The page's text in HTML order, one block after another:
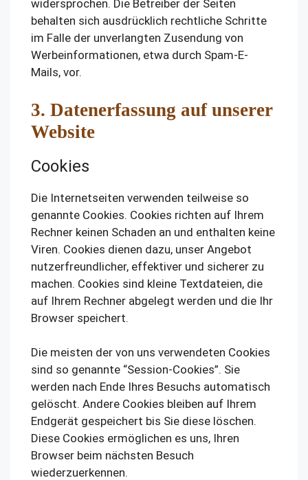
widersprochen. Die Betreiber der Seiten
behalten sich ausdrücklich rechtliche Schritte
im Falle der unverlangten Zusendung von
Werbeinformationen, etwa durch Spam-E-
Mails, vor.
3. Datenerfassung auf unserer
Website
Cookies
Die Internetseiten verwenden teilweise so
genannte Cookies. Cookies richten auf Ihrem
Rechner keinen Schaden an und enthalten keine
Viren. Cookies dienen dazu, unser Angebot
nutzerfreundlicher, effektiver und sicherer zu
machen. Cookies sind kleine Textdateien, die
auf Ihrem Rechner abgelegt werden und die Ihr
Browser speichert.
Die meisten der von uns verwendeten Cookies
sind so genannte “Session-Cookies”. Sie
werden nach Ende Ihres Besuchs automatisch
gelöscht. Andere Cookies bleiben auf Ihrem
Endgerät gespeichert bis Sie diese löschen.
Diese Cookies ermöglichen es uns, Ihren
Browser beim nächsten Besuch
wiederzuerkennen.